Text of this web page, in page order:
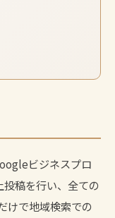
ビジネスプロ
稿を行い、全ての
けで地域検索での